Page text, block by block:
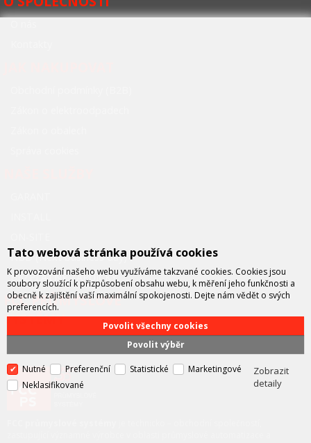
NBD (Next business day)
BEZPLATNÉ ZÁPŮJČKY
FCC PRŮMYSLOVÉ
SYSTÉMY
Tato webová stránka používá cookies
K provozování našeho webu využíváme takzvané cookies. Cookies jsou
soubory sloužící k přizpůsobení obsahu webu, k měření jeho funkčnosti a
obecně k zajištění vaší maximální spokojenosti. Dejte nám vědět o svých
preferencích.
Povolit výběr
Povolit všechny cookies
Nutné Preferenční Statistické
Marketingové
Neklasifikované
Zobrazit
detaily